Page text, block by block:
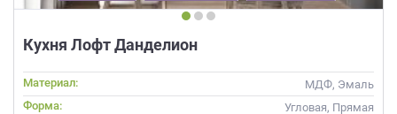
Кухня Лофт Данделион
Материал:
МДФ, Эмаль
Форма:
Угловая, Прямая